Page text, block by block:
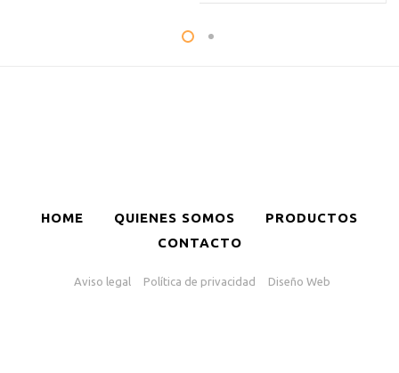
HOME QUIENES SOMOS
PRODUCTOS
CONTACTO
Aviso legal Política de privacidad Diseño Web